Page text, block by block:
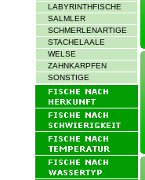
LABYRINTHFISCHE
SALMLER
SCHMERLENARTIGE
STACHELAALE
WELSE
ZAHNKARPFEN
SONSTIGE